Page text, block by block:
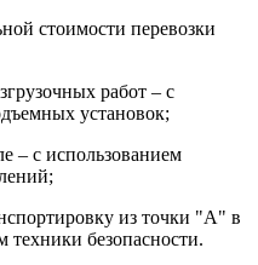
стоимости перевозки
работ – с
установок;
– с использованием
из точки "А" в
безопасности.